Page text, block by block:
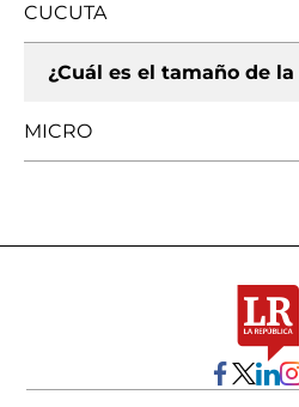
CUCUTA
¿Cuál es el tamaño de
MICRO